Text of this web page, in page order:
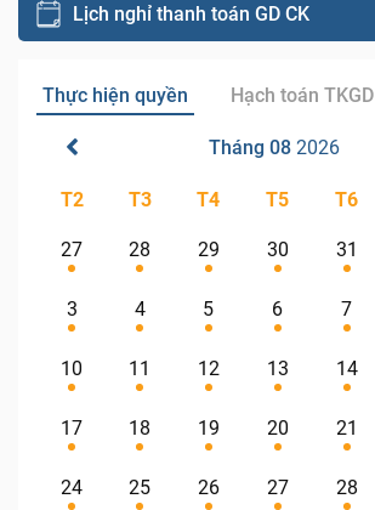
Lịch nghỉ thanh toán GD CK
Thực hiện quyền Hạch toán TKGD
Tháng 08 2026
T2 T3 T4 T5 T6
27 28 29 30 31
3 4 5 6 7
10 11 12 13 14
17 18 19 20 21
24 25 26 27 28